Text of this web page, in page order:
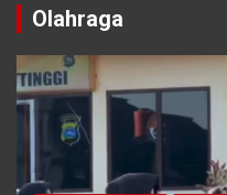
Olahraga